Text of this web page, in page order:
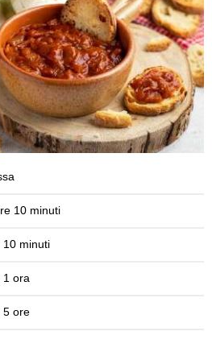
10 minuti
10 minuti
1 ora
5 ore